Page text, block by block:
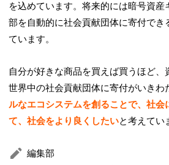
を込めています。将来的には暗号資産
部を自動的に社会貢献団体に寄付でき
ています。
自分が好きな商品を買えば買うほど、
世界中の社会貢献団体に寄付がいきわ
ルなエコシステムを創ることで、社会
て、社会をより良くしたいと考えてい
編集部